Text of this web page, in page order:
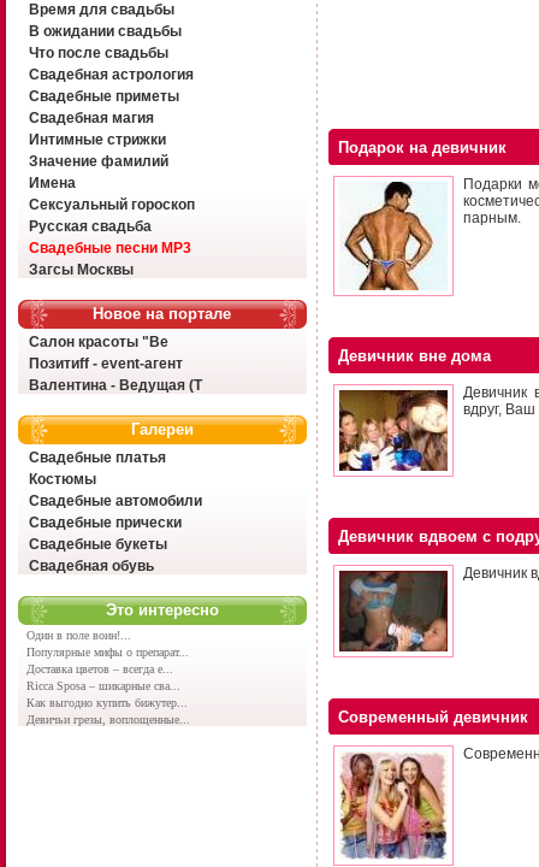
Время для свадьбы
В ожидании свадьбы
Что после свадьбы
Свадебная астрология
Свадебные приметы
Свадебная магия
Интимные стрижки
Значение фамилий
Имена
Сексуальный гороскоп
Русская свадьба
Свадебные песни MP3
Загсы Москвы
Новое на портале
Салон красоты "Ве
Позитиff - event-агент
Валентина - Ведущая (Т
Галереи
Свадебные платья
Костюмы
Свадебные автомобили
Свадебные прически
Свадебные букеты
Свадебная обувь
Это интересно
Один в поле воин!...
Популярные мифы о препарат...
Доставка цветов – всегда е...
Ricca Sposa – шикарные сва...
Как выгодно купить бижутер...
Девичьи грезы, воплощенные...
Подарок на девичник
Подарки
парным.
Девичник вне дома
Девичник
вдруг, Ваш
Девичник вдвоем с
Девичник
Современный девичник